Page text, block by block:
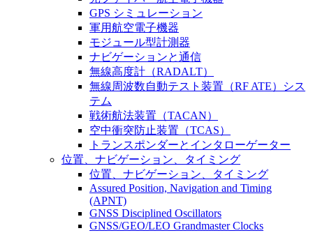
GPS シミュレーション
軍用航空電子機器
モジュール型計測器
ナビゲーションと通信
無線高度計（RADALT）
無線周波数自動テスト装置（RF ATE）シス
テム
戦術航法装置（TACAN）
空中衝突防止装置（TCAS）
トランスポンダーとインタローゲーター
位置、ナビゲーション、タイミング
位置、ナビゲーション、タイミング
Assured Position, Navigation and Timing
(APNT)
GNSS Disciplined Oscillators
GNSS/GEO/LEO Grandmaster Clocks